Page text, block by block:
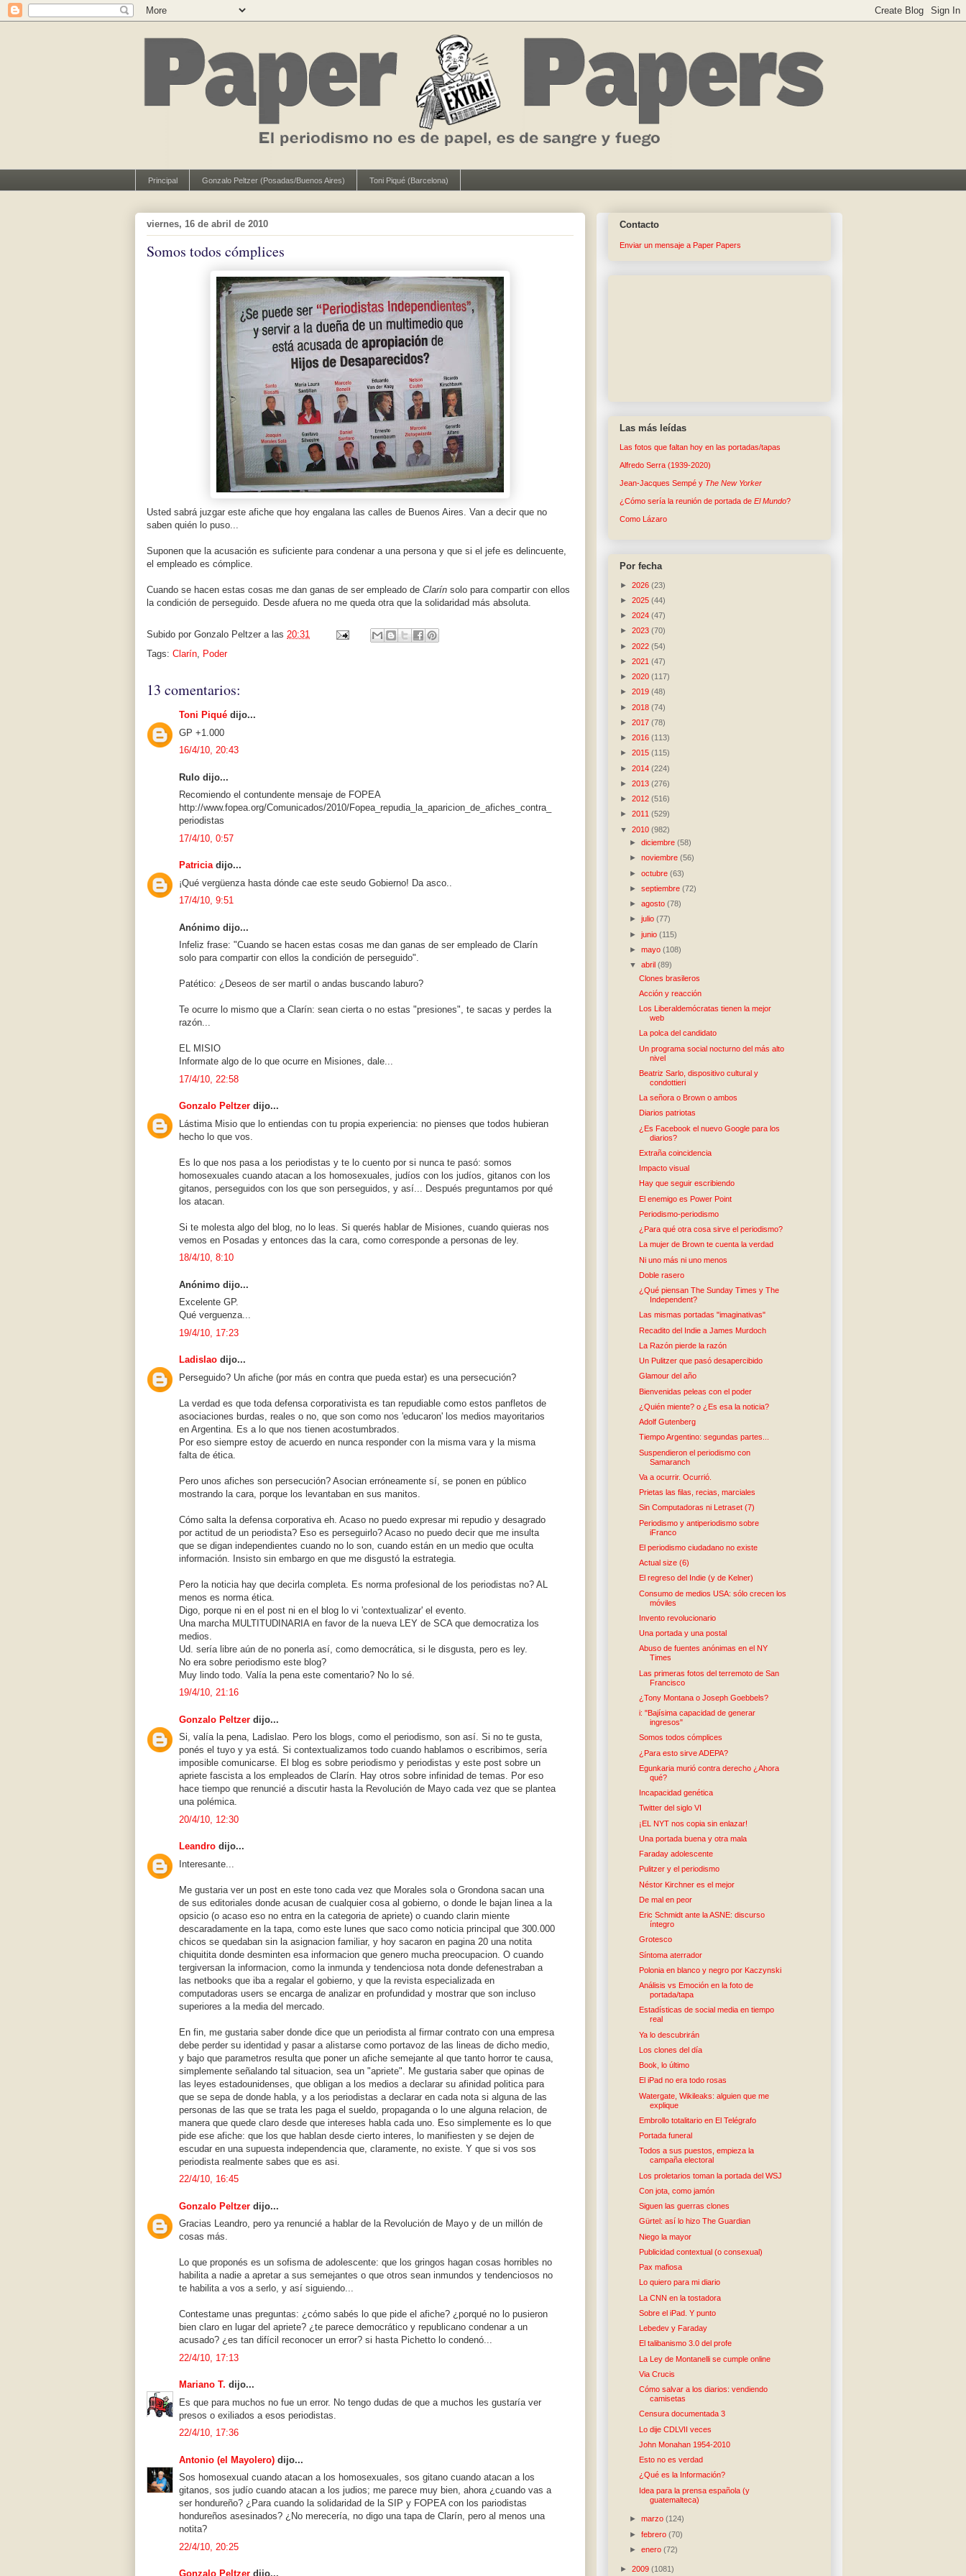
Principal Gonzalo Peltzer (Posadas/Buenos Aires) Toni Piqué (Barcelona)
viernes, 16 de abril de 2010
Somos todos cómplices
Usted sabrá juzgar este afiche que hoy engalana las calles de Buenos Aires. Van a decir que no
saben quién lo puso...
Suponen que la acusación es suficiente para condenar a una persona y que si el jefe es delincuente,
el empleado es cómplice.
Cuando se hacen estas cosas me dan ganas de ser empleado de Clarín solo para compartir con ellos
la condición de perseguido. Desde afuera no me queda otra que la solidaridad más absoluta.
Subido por Gonzalo Peltzer a las 20:31
Tags: Clarín, Poder
13 comentarios:
Toni Piqué dijo...
GP +1.000
16/4/10, 20:43
Rulo dijo...
Recomiendo el contundente mensaje de FOPEA
http://www.fopea.org/Comunicados/2010/Fopea_repudia_la_aparicion_de_afiches_contra_
periodistas
17/4/10, 0:57
Patriciadijo...
¡Qué vergüenza hasta dónde cae este seudo Gobierno! Da asco..
17/4/10, 9:51
Anónimo dijo...
Infeliz frase: "Cuando se hacen estas cosas me dan ganas de ser empleado de Clarín
solo para compartir con ellos la condición de perseguido".
Patético: ¿Deseos de ser martil o andas buscando laburo?
Te ocurre lo mismo que a Clarín: sean cierta o no estas "presiones", te sacas y perdes la
razón...
EL MISIO
Informate algo de lo que ocurre en Misiones, dale...
17/4/10, 22:58
Gonzalo Peltzer dijo...
Lástima Misio que lo entiendas con tu propia experiencia: no pienses que todos hubieran
hecho lo que vos.
Es lo que nos pasa a los periodistas y te lo cuento por si nunca te pasó: somos
homosexuales cuando atacan a los homosexuales, judíos con los judíos, gitanos con los
gitanos, perseguidos con los que son perseguidos, y así... Después preguntamos por qué
los atacan.
Si te molesta algo del blog, no lo leas. Si querés hablar de Misiones, cuando quieras nos
vemos en Posadas y entonces das la cara, como corresponde a personas de ley.
18/4/10, 8:10
Anónimo dijo...
Excelente GP.
Qué verguenza...
19/4/10, 17:23
Ladislao dijo...
Perseguido? Un afiche (por más en contra que pueda estar) es una persecución?
La verdad es que toda defensa corporativista es tan repudiable como estos panfletos de
asociaciones burdas, reales o no, que son como nos 'educaron' los medios mayoritarios
en Argentina. Es a lo que nos tienen acostumbrados.
Por eso siempre estoy de acuerdo en nunca responder con la misma vara y la misma
falta de ética.
Pero unos afiches son persecución? Asocian erróneamente sí, se ponen en público
mostrando la cara, porque los levantaban en sus manitos.
Cómo salta la defensa corporativa eh. Acaso no puedo expresar mi repudio y desagrado
por actitud de un periodista? Eso es perseguirlo? Acaso no puedo decir que me insulta
que se digan independientes cuando no lo son, cuando están en un medio que oculta
información. Insisto sin embargo en que me disgustó la estrategia.
Pero la noticia hay que decirla completa. Es norma profesional de los periodistas no? AL
menos es norma ética.
Digo, porque ni en el post ni en el blog lo vi 'contextualizar' el evento.
Una marcha MULTITUDINARIA en favor de la nueva LEY de SCA que democratiza los
medios.
Ud. sería libre aún de no ponerla así, como democrática, si le disgusta, pero es ley.
No era sobre periodismo este blog?
Muy lindo todo. Valía la pena este comentario? No lo sé.
19/4/10, 21:16
Gonzalo Peltzer dijo...
Si, valía la pena, Ladislao. Pero los blogs, como el periodismo, son así. Si no te gusta,
ponés el tuyo y ya está. Si contextualizamos todo cuando hablamos o escribimos, sería
imposible comunicarse. El blog es sobre periodismo y periodistas y este post sobre un
apriete fascista a los empleados de Clarín. Hay otros sobre infinidad de temas. Por eso
hace tiempo que renuncié a discutir hasta la Revolución de Mayo cada vez que se plantea
una polémica.
20/4/10, 12:30
Leandro dijo...
Interesante...
Me gustaria ver un post en este tono cada vez que Morales sola o Grondona sacan una
de sus editoriales donde acusan de cualquier cosa al gobierno, o donde le bajan linea a la
opsicio (o acaso eso no entra en la categoria de apriete) o cuando clarin miente
descaradamente en la tapa, como este lunes que saco como noticia principal que 300.000
chicos se quedaban sin la asignacion familiar, y hoy sacaron en pagina 20 una notita
chiquitita donde desminten esa informacion que genero mucha preocupacion. O cuando
tergiversan la informacion, como la inmunda y tendenciosa nota donde defenestraban a
las netbooks que iba a regalar el gobierno, y que la revista especializada en
computadoras users se encarga de analizar en profundidad y mostrar que son incluso
superiores a la media del mercado.
En fin, me gustaria saber donde dice que un periodista al firmar contrato con una empresa
debe perder su identidad y pasar a alistarse como portavoz de las lineas de dicho medio,
y bajo que parametros resulta que poner un afiche semejante al que tanto horror te causa,
simplemente señalando tal situacion, sea un "apriete". Me gustaria saber que opinas de
las leyes estadounidenses, que obligan a los medios a declarar su afinidad politica para
que se sepa de donde habla, y a los periodistas a declarar en cada nota si alguna de las
personas de las que se trata les paga el sueldo, propaganda o lo une alguna relacion, de
manera que quede claro desde que intereses habla cada uno. Eso simplemente es lo que
pide ese afiche: que los que hablan desde cierto interes, lo manifiesten y se dejen de
escudar en una supuesta independencia que, claramente, no existe. Y que si vos sos
periodista realmente sabes que es asi.
22/4/10, 16:45
Gonzalo Peltzer dijo...
Gracias Leandro, pero ya renuncié a hablar de la Revolución de Mayo y de un millón de
cosas más.
Lo que proponés es un sofisma de adolescente: que los gringos hagan cosas horribles no
habilita a nadie a apretar a sus semejantes o que otros sean inmundos y tendenciosos no
te habilita a vos a serlo, y así siguiendo...
Contestame unas preguntas: ¿cómo sabés lo que pide el afiche? ¿porqué no lo pusieron
bien claro en lugar del apriete? ¿te parece democrático y republicano condenar a un
acusado? ¿es tan difícil reconocer un error? si hasta Pichetto lo condenó...
22/4/10, 17:13
Mariano T. dijo...
Es que para muchos no fue un error. No tengo dudas de que a muchos les gustaría ver
presos o exiliados a esos periodistas.
22/4/10, 17:36
Antonio (el Mayolero) dijo...
Sos homosexual cuando atacan a los homosexuales, sos gitano cuando atacan a los
gitanos, sos judío cuando atacan a los judios; me parece muy bien, ahora ¿cuando vas a
ser hondureño? ¿Para cuando la solidaridad de la SIP y FOPEA con los pariodistas
hondureños asesinados? ¿No merecería, no digo una tapa de Clarín, pero al menos una
notita?
22/4/10, 20:25
Gonzalo Peltzer dijo...
Contacto
Enviar un mensaje a Paper Papers
Las más leídas
Las fotos que faltan hoy en las portadas/tapas
Alfredo Serra (1939-2020)
Jean-Jacques Sempé y The New Yorker
¿Cómo sería la reunión de portada de El Mundo?
Como Lázaro
Por fecha
► 2026 (23)
► 2025 (44)
► 2024 (47)
► 2023 (70)
► 2022 (54)
► 2021 (47)
► 2020 (117)
► 2019 (48)
► 2018 (74)
► 2017 (78)
► 2016 (113)
► 2015 (115)
► 2014 (224)
► 2013 (276)
► 2012 (516)
► 2011 (529)
▼ 2010 (982)
►diciembre(58)
►noviembre(56)
►octubre(63)
►septiembre(72)
►agosto(78)
►julio(77)
►junio(115)
►mayo(108)
▼abril(89)
Clones brasileros
Acción y reacción
Los Liberaldemócratas tienen la mejor
web
La polca del candidato
Un programa social nocturno del más alto
nivel
Beatriz Sarlo, dispositivo cultural y
condottieri
La señora o Brown o ambos
Diarios patriotas
¿Es Facebook el nuevo Google para los
diarios?
Extraña coincidencia
Impacto visual
Hay que seguir escribiendo
El enemigo es Power Point
Periodismo-periodismo
¿Para qué otra cosa sirve el periodismo?
La mujer de Brown te cuenta la verdad
Ni uno más ni uno menos
Doble rasero
¿Qué piensan The Sunday Times y The
Independent?
Las mismas portadas "imaginativas"
Recadito del Indie a James Murdoch
La Razón pierde la razón
Un Pulitzer que pasó desapercibido
Glamour del año
Bienvenidas peleas con el poder
¿Quién miente? o ¿Es esa la noticia?
Adolf Gutenberg
Tiempo Argentino: segundas partes...
Suspendieron el periodismo con
Samaranch
Va a ocurrir. Ocurrió.
Prietas las filas, recias, marciales
Sin Computadoras ni Letraset (7)
Periodismo y antiperiodismo sobre
iFranco
El periodismo ciudadano no existe
Actual size (6)
El regreso del Indie (y de Kelner)
Consumo de medios USA: sólo crecen los
móviles
Invento revolucionario
Una portada y una postal
Abuso de fuentes anónimas en el NY
Times
Las primeras fotos del terremoto de San
Francisco
¿Tony Montana o Joseph Goebbels?
i: "Bajísima capacidad de generar
ingresos"
Somos todos cómplices
¿Para esto sirve ADEPA?
Egunkaria murió contra derecho ¿Ahora
qué?
Incapacidad genética
Twitter del siglo VI
¡EL NYT nos copia sin enlazar!
Una portada buena y otra mala
Faraday adolescente
Pulitzer y el periodismo
Néstor Kirchner es el mejor
De mal en peor
Eric Schmidt ante la ASNE: discurso
íntegro
Grotesco
Síntoma aterrador
Polonia en blanco y negro por Kaczynski
Análisis vs Emoción en la foto de
portada/tapa
Estadísticas de social media en tiempo
real
Ya lo descubrirán
Los clones del día
Book, lo último
El iPad no era todo rosas
Watergate, Wikileaks: alguien que me
explique
Embrollo totalitario en El Telégrafo
Portada funeral
Todos a sus puestos, empieza la
campaña electoral
Los proletarios toman la portada del WSJ
Con jota, como jamón
Siguen las guerras clones
Gürtel: así lo hizo The Guardian
Niego la mayor
Publicidad contextual (o consexual)
Pax mafiosa
Lo quiero para mi diario
La CNN en la tostadora
Sobre el iPad. Y punto
Lebedev y Faraday
El talibanismo 3.0 del profe
La Ley de Montanelli se cumple online
Via Crucis
Cómo salvar a los diarios: vendiendo
camisetas
Censura documentada 3
Lo dije CDLVII veces
John Monahan 1954-2010
Esto no es verdad
¿Qué es la Información?
Idea para la prensa española (y
guatemalteca)
►marzo(124)
►febrero(70)
►enero(72)
► 2009 (1081)